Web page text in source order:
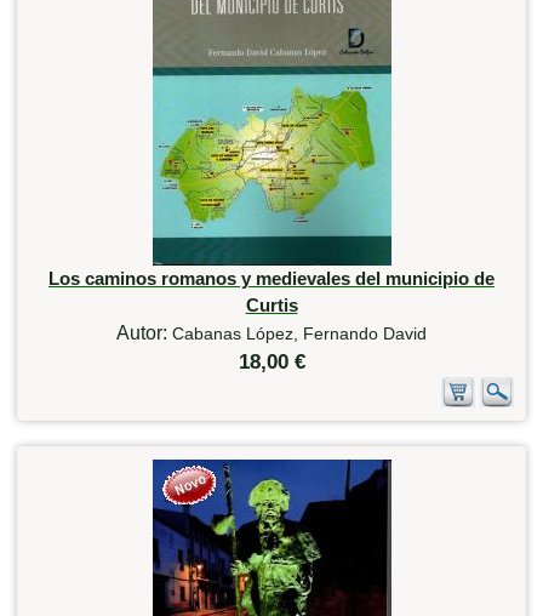
Los caminos romanos y medievales del municipio de
Curtis
Autor: Cabanas López, Fernando David
18,00 €